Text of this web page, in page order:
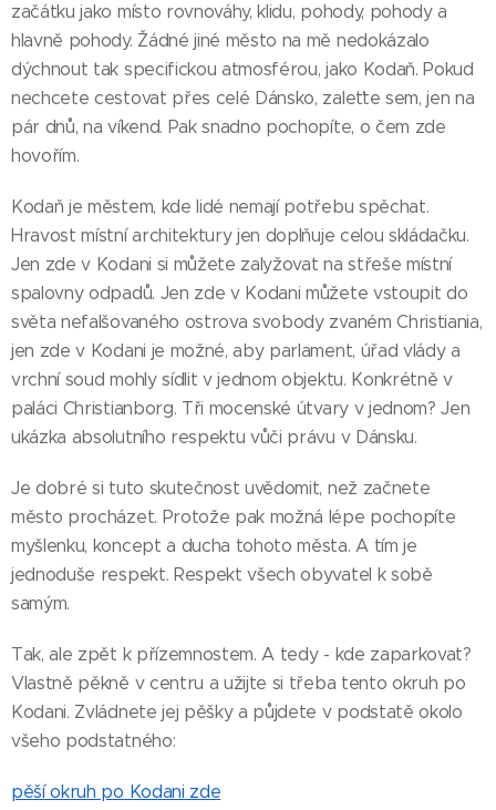
začátku jako místo rovnováhy, klidu, pohody, pohody a
hlavně pohody. Žádné jiné město na mě nedokázalo
dýchnout tak specifickou atmosférou, jako Kodaň. Pokud
nechcete cestovat přes celé Dánsko, zaleťte sem, jen na
pár dnů, na víkend. Pak snadno pochopíte, o čem zde
hovořím.
Kodaň je městem, kde lidé nemají potřebu spěchat.
Hravost místní architektury jen doplňuje celou skládačku.
Jen zde v Kodani si můžete zalyžovat na střeše místní
spalovny odpadů. Jen zde v Kodani můžete vstoupit do
světa nefalšovaného ostrova svobody zvaném Christiania,
jen zde v Kodani je možné, aby parlament, úřad vlády a
vrchní soud mohly sídlit v jednom objektu. Konkrétně v
paláci Christianborg. Tři mocenské útvary v jednom? Jen
ukázka absolutního respektu vůči právu v Dánsku.
Je dobré si tuto skutečnost uvědomit, než začnete
město procházet. Protože pak možná lépe pochopíte
myšlenku, koncept a ducha tohoto města. A tím je
jednoduše respekt. Respekt všech obyvatel k sobě
samým.
Tak, ale zpět k přízemnostem. A tedy - kde zaparkovat?
Vlastně pěkně v centru a užijte si třeba tento okruh po
Kodani. Zvládnete jej pěšky a půjdete v podstatě okolo
všeho podstatného:
pěší okruh po Kodani zde